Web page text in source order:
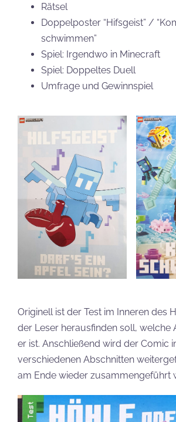
Rätsel
Doppelposter “Hifsgeist” /
schwimmen”
Spiel: Irgendwo in Minecraft
Spiel: Doppeltes Duell
Umfrage und Gewinnspiel
Originell ist der Test im Inneren des
der Leser herausfinden soll, welche
er ist. Anschließend wird der Comic
verschiedenen Abschnitten
am Ende wieder zusammengeführt